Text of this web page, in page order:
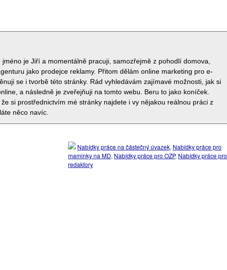
jméno je Jiří a momentálně pracuji, samozřejmě z pohodlí domova,
jako prodejce reklamy. Přitom dělám online marketing pro e-
se i tvorbě této stránky. Rád vyhledávám zajímavé možnosti, jak si
a následně je zveřejňuji na tomto webu. Beru to jako koníček.
že si prostřednictvím mé stránky najdete i vy nějakou reálnou práci z
něco navíc.
Nabídky práce na částečný úvazek, Nabídky práce pro
maminky na MD, Nabídky práce pro OZP, Nabídky práce pro
redaktory